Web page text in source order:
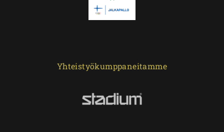
Yhteistyökumppaneitamme